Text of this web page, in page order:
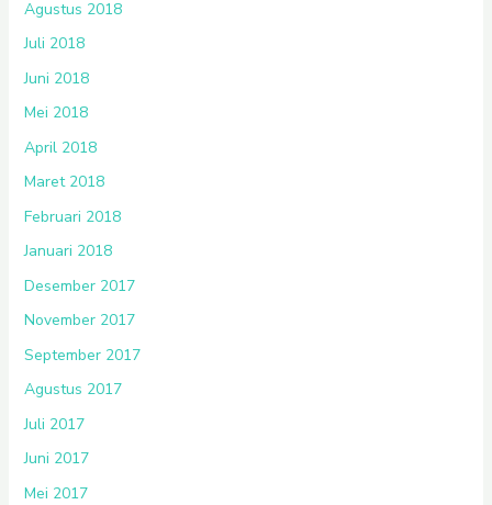
Agustus 2018
Juli 2018
Juni 2018
Mei 2018
April 2018
Maret 2018
Februari 2018
Januari 2018
Desember 2017
November 2017
September 2017
Agustus 2017
Juli 2017
Juni 2017
Mei 2017